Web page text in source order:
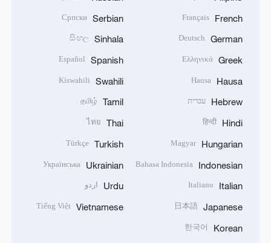
French
Français
German
Deutsch
Greek
Ελληνικά
Hausa
Hausa
Hebrew עברית
Hindi
हिन्दी
Hungarian
Magyar
Indonesian
Bahasa Indonesia
Italian
Italiano
Japanese
日本語
Korean
한국어
Serbian
Српски
Sinhala
සිංහල
Spanish
Español
Swahili
Kiswahili
Tamil
தமிழ்
Thai
ไทย
Turkish
Türkçe
Ukrainian
Українська
Urdu اردو
Vietnamese
Tiếng Việt